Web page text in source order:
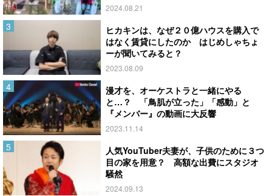
2024.08.21
ヒカキンは、なぜ２０億ハウスを購入で
はなく賃貸にしたのか はじめしゃちょ
ーが聞いてみると？
2023.08.09
漫才を、オーケストラと一緒にやる
と…？ 「鳥肌が立った」「感動」と
『メンバー』の動画に大反響
2023.11.14
人気YouTuber夫妻が、子供のために３つ
目の家を用意？ 高額な出費にスタジオ
騒然
2024.09.13